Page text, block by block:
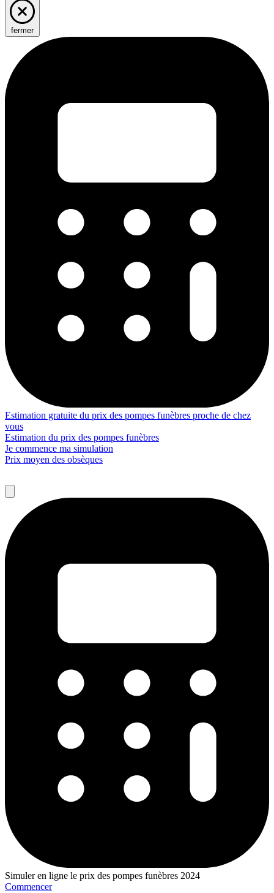
fermer
Estimation gratuite du prix des pompes funèbres proche de chez
vous
Estimation du prix des pompes funèbres
Je commence ma simulation
Prix moyen des obsèques
Simuler en ligne le prix des pompes funèbres 2024
Commencer